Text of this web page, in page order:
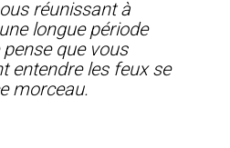
réunissant à
longue période
que vous
entendre les feux se
morceau.